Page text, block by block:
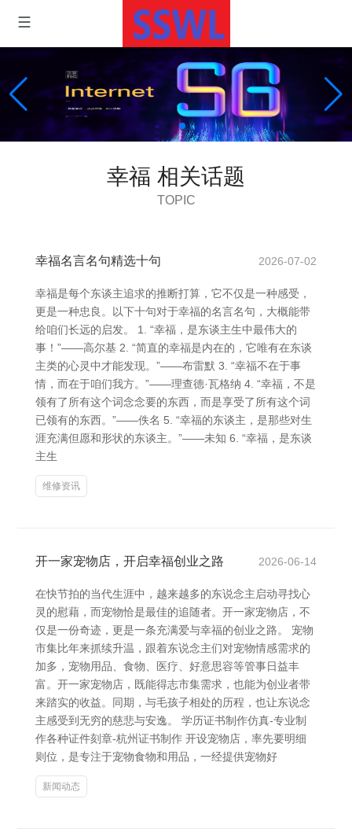
幸福 相关话题
TOPIC
幸福名言名句精选十句 2026-07-02
幸福是每个东谈主追求的推断打算，它不仅是一种感受，
更是一种忠良。以下十句对于幸福的名言名句，大概能带
给咱们长远的启发。 1. “幸福，是东谈主生中最伟大的
事！”——高尔基 2. “简直的幸福是内在的，它唯有在东谈
主类的心灵中才能发现。”——布雷默 3. “幸福不在于事
情，而在于咱们我方。”——理查德·瓦格纳 4. “幸福，不是
领有了所有这个词念念要的东西，而是享受了所有这个词
已领有的东西。”——佚名 5. “幸福的东谈主，是那些对生
涯充满但愿和形状的东谈主。”——未知 6. “幸福，是东谈
主生
维修资讯
开一家宠物店，开启幸福创业之路 2026-06-14
在快节拍的当代生涯中，越来越多的东说念主启动寻找心
灵的慰藉，而宠物恰是最佳的追随者。开一家宠物店，不
仅是一份奇迹，更是一条充满爱与幸福的创业之路。 宠物
市集比年来抓续升温，跟着东说念主们对宠物情感需求的
加多，宠物用品、食物、医疗、好意思容等管事日益丰
富。开一家宠物店，既能得志市集需求，也能为创业者带
来踏实的收益。同期，与毛孩子相处的历程，也让东说念
主感受到无穷的慈悲与安逸。 学历证书制作仿真-专业制
作各种证件刻章-杭州证书制作 开设宠物店，率先要明细
则位，是专注于宠物食物和用品，一经提供宠物好
新闻动态